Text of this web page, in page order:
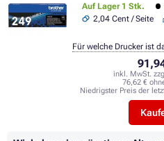
Auf Lager 1 Stk.
2,04 Cent / Seite
inkl. MwSt.
76,62 €
Niedrigster Preis der
Für welche Drucker ist